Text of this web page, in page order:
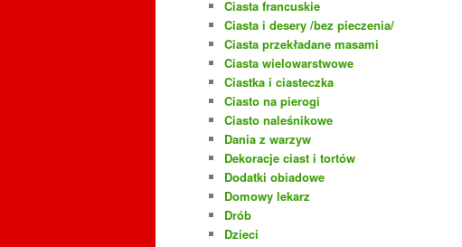
Ciasta francuskie
Ciasta i desery /bez pieczenia/
Ciasta przekładane masami
Ciasta wielowarstwowe
Ciastka i ciasteczka
Ciasto na pierogi
Ciasto naleśnikowe
Dania z warzyw
Dekoracje ciast i tortów
Dodatki obiadowe
Domowy lekarz
Drób
Dzieci